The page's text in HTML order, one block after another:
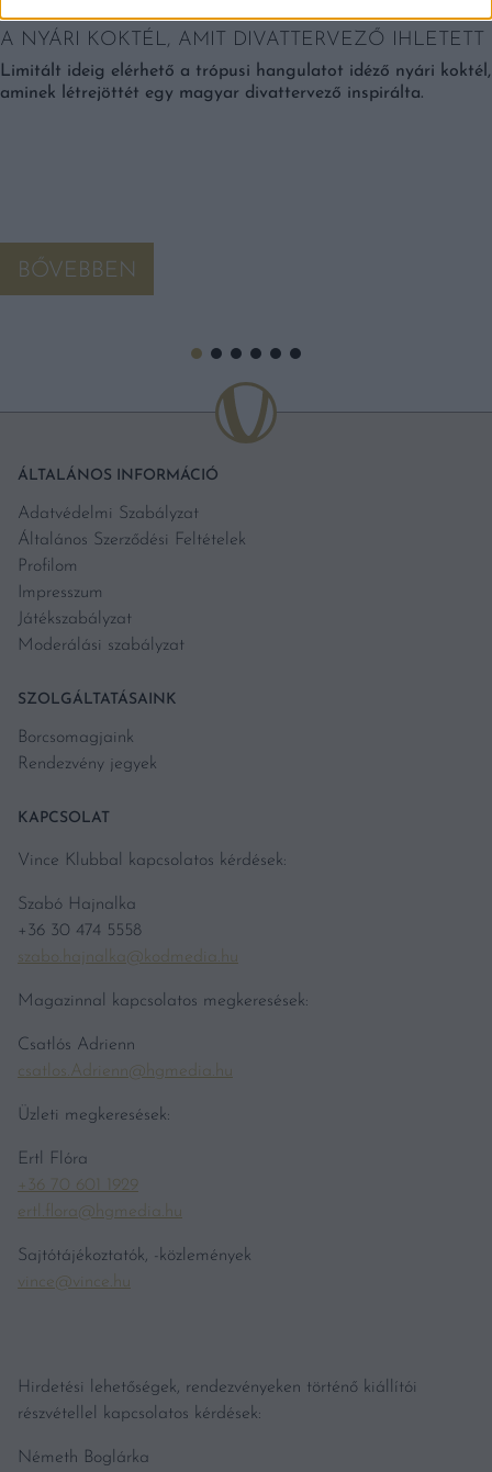
A NYÁRI KOKTÉL, AMIT DIVATTERVEZŐ IHLETETT
Limitált ideig elérhető a trópusi hangulatot idéző nyári koktél,
aminek létrejöttét egy magyar divattervező inspirálta.
BŐVEBBEN
ÁLTALÁNOS INFORMÁCIÓ
Adatvédelmi Szabályzat
Általános Szerződési Feltételek
Profilom
Impresszum
Játékszabályzat
Moderálási szabályzat
SZOLGÁLTATÁSAINK
Borcsomagjaink
Rendezvény jegyek
KAPCSOLAT
Vince Klubbal kapcsolatos kérdések:
Szabó Hajnalka
+36 30 474 5558
szabo.hajnalka@kodmedia.hu
Magazinnal kapcsolatos megkeresések:
Csatlós Adrienn
csatlos.Adrienn@hgmedia.hu
Üzleti megkeresések:
Ertl Flóra
+36 70 601 1929
ertl.flora@hgmedia.hu
Sajtótájékoztatók, -közlemények
vince@vince.hu
Hirdetési lehetőségek, rendezvényeken történő kiállítói
részvétellel kapcsolatos kérdések:
Németh Boglárka